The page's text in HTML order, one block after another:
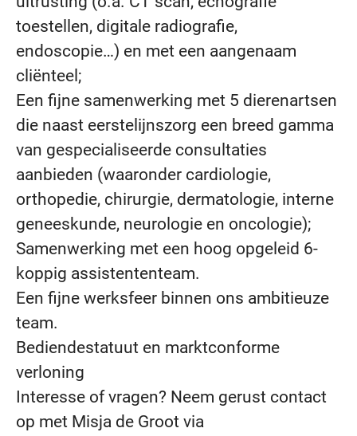
toestellen, digitale radiografie,
endoscopie…) en met een aangenaam
cliënteel;
Een fijne samenwerking met 5 dierenartsen
die naast eerstelijnszorg een breed gamma
van gespecialiseerde consultaties
aanbieden (waaronder cardiologie,
orthopedie, chirurgie, dermatologie, interne
geneeskunde, neurologie en oncologie);
Samenwerking met een hoog opgeleid 6-
koppig assistententeam.
Een fijne werksfeer binnen ons ambitieuze
team.
Bediendestatuut en marktconforme
verloning
Interesse of vragen? Neem gerust contact
op met Misja de Groot via